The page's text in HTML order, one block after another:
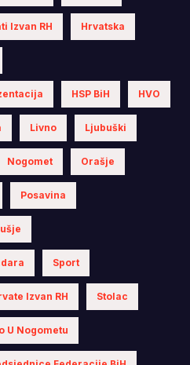
Izvan RH Hrvatska
HSP BiH HVO
Livno Ljubuški
Nogomet Orašje
Posavina
Sport
Izvan RH Stolac
U Nogometu